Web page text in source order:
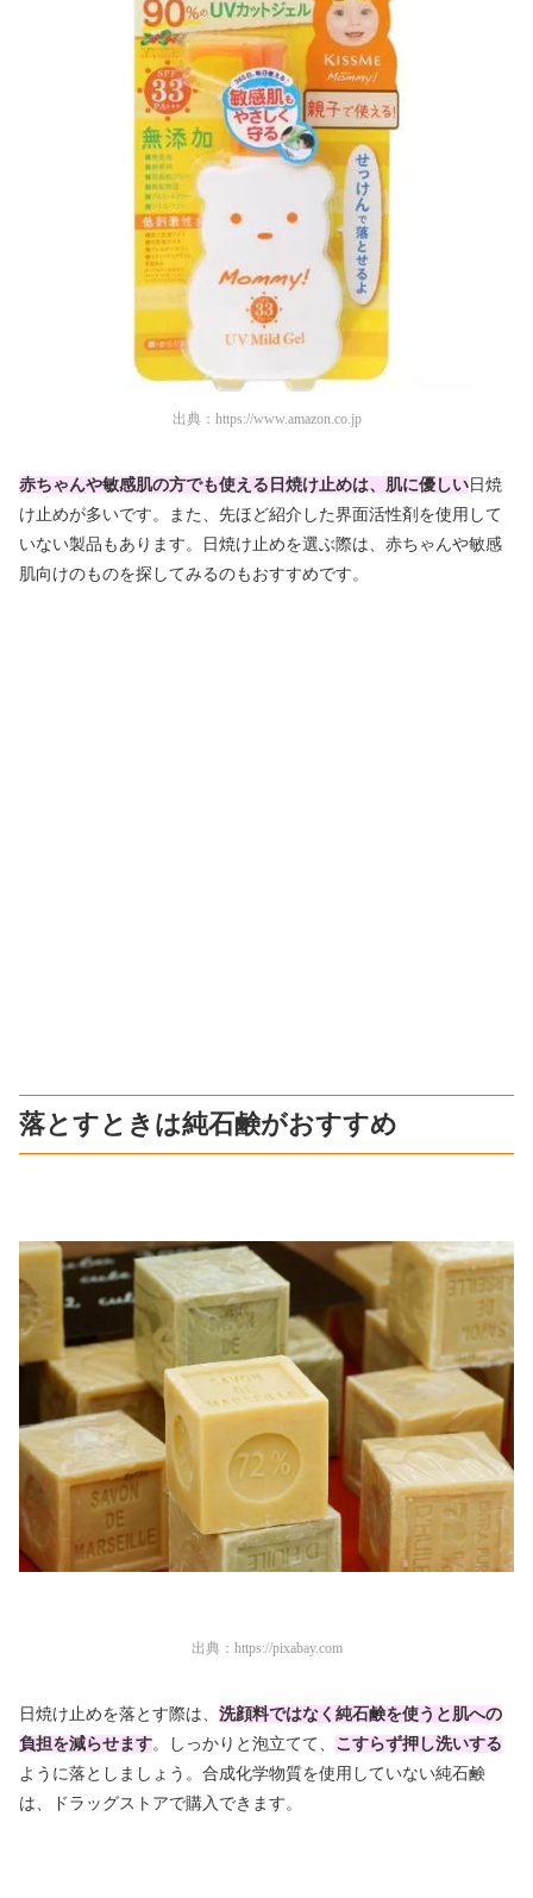
出典： https://www.amazon.co.jp
赤ちゃんや敏感肌の方でも使える日焼け止めは、肌に優しい日焼
け止めが多いです。また、先ほど紹介した界面活性剤を使用して
いない製品もあります。日焼け止めを選ぶ際は、赤ちゃんや敏感
肌向けのものを探してみるのもおすすめです。
落とすときは純石鹸がおすすめ
出典： https://pixabay.com
日焼け止めを落とす際は、 洗顔料ではなく純石鹸を使う と肌への
負担を減らせます。しっかりと泡立てて、 こすらず押し洗いする
ように落としましょう。合成化学物質を使用していない純石鹸
は、ドラッグストアで購入できます。